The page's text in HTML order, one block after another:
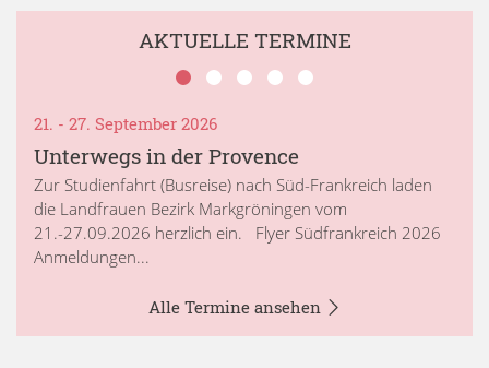
AKTUELLE TERMINE
21. - 27. September 2026
Unterwegs in der Provence
Zur Studienfahrt (Busreise) nach Süd-Frankreich laden
die Landfrauen Bezirk Markgröningen vom
21.-27.09.2026 herzlich ein. Flyer Südfrankreich 2026
Anmeldungen...
Alle Termine ansehen